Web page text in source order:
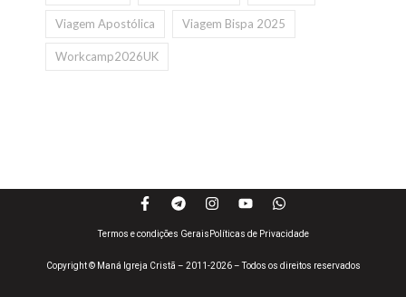
Viagem Apostólica Viagem Bispa 2025
Workcamp2026UK
Copyright © Maná Igreja Cristã – 2011-2026 – Todos os direitos reservados
Termos e condições Gerais Políticas de Privacidade